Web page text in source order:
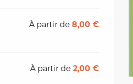
À partir de8,00 €
À partir de2,00 €